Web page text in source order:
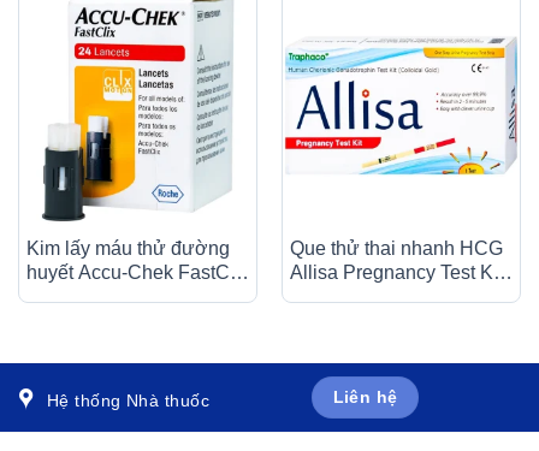
Kim lấy máu thử đường
huyết Accu-Chek FastClik
Que thử thai nhanh HCG
Allisa Pregnancy Test Kit
Hệ thống Nhà thuốc Liên hệ